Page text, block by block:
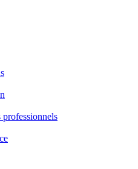
professionnels